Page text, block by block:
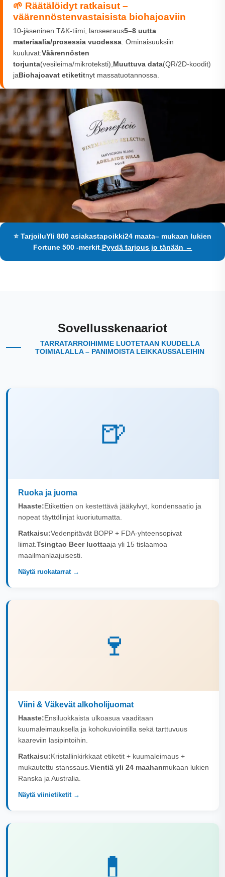
🌱 Räätälöidyt ratkaisut –
väärennöstenvastaisista biohajoaviin
10-jäseninen T&K-tiimi, lanseeraus5–8 uutta
materiaalia/prosessia vuodessa . Ominaisuuksiin
kuuluvat:Väärennösten
torjunta(vesileima/mikroteksti), Muuttuva data(QR/2D-koodit)
jaBiohajoavat etiketitnyt massatuotannossa.
⭐ TarjoiluYli 800 asiakastapoikki24 maata– mukaan lukien
Fortune 500 -merkit.Pyydä tarjous jo tänään →
Sovellusskenaariot
TARRATARROIHIMME LUOTETAAN KUUDELLA
TOIMIALALLA – PANIMOISTA LEIKKAUSSALEIHIN
🍺
Ruoka ja juoma
Haaste:Etikettien on kestettävä jääkylvyt, kondensaatio ja
nopeat täyttölinjat kuoriutumatta.
Ratkaisu:Vedenpitävät BOPP + FDA-yhteensopivat
liimat. Tsingtao Beer luottaaja yli 15 tislaamoa
maailmanlaajuisesti.
Näytä ruokatarrat →
🍷
Viini & Väkevät alkoholijuomat
Haaste:Ensiluokkaista ulkoasua vaaditaan
kuumaleimauksella ja kohokuviointilla sekä tarttuvuus
kaareviin lasipintoihin.
Ratkaisu:Kristallinkirkkaat etiketit + kuumaleimaus +
mukautettu stanssaus. Vientiä yli 24 maahanmukaan lukien
Ranska ja Australia.
Näytä viinietiketit →
💊